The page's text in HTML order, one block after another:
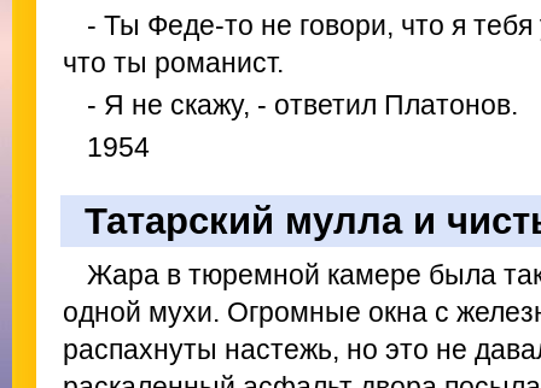
- Ты Феде-то не говори, что я
что ты романист.
- Я не скажу, - ответил Платонов.
1954
Татарский мулла и
Жара в тюремной камере была
одной мухи. Огромные окна с
распахнуты настежь, но это не